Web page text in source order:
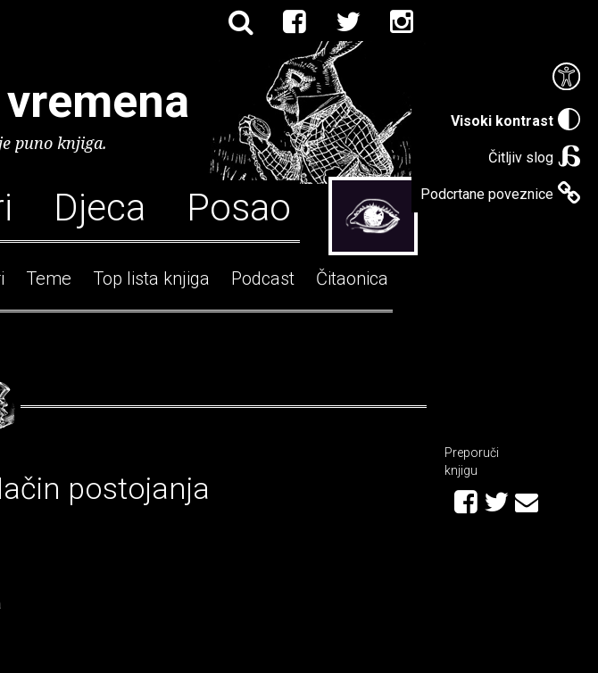
Visoki kontrast
Čitljiv slog
Podcrtane poveznice
puno knjiga.
Djeca Posao
Teme Top lista knjiga Podcast Čitaonica
postojanja
Preporuči
knjigu